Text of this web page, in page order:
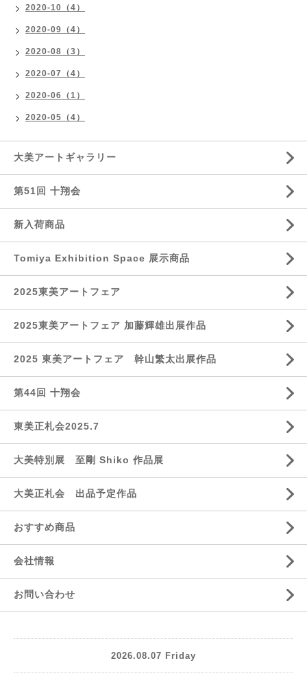
2020-10（4）
2020-09（4）
2020-08（3）
2020-07（4）
2020-06（1）
2020-05（4）
大美アートギャラリー
第51回 十翔会
新入荷商品
Tomiya Exhibition Space 展示商品
2025東美アートフェア
2025東美アートフェア 加藤輝雄出展作品
2025 東美アートフェア 幹山繁太出展作品
第44回 十翔会
東美正札会2025.7
大美特別展 至剛 Shiko 作品展
大美正札会 出品予定作品
おすすめ商品
会社情報
お問い合わせ
2026.08.07 Friday